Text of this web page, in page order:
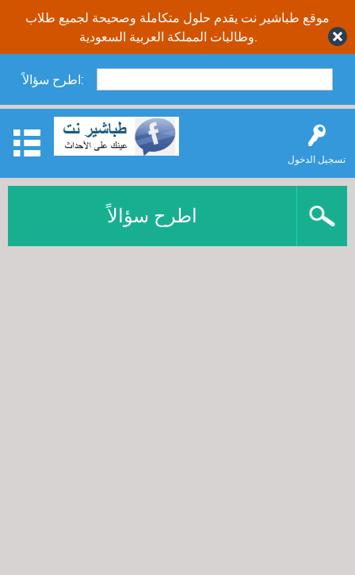
موقع طباشير نت يقدم حلول متكاملة وصحيحة لجميع طلاب
اطرح سؤالاً:
تسجيل الدخول
اطرح سؤالاً